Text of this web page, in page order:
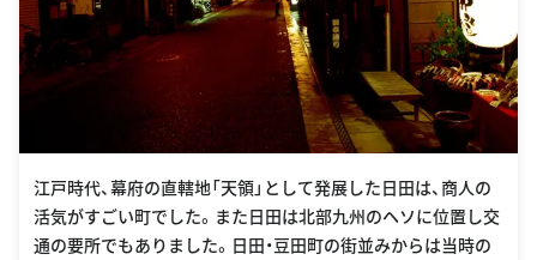
江戸時代、幕府の直轄地「天領」として発展した日田は、商人の
活気がすごい町でした。また日田は北部九州のヘソに位置し交
通の要所でもありました。日田・豆田町の街並みからは当時の